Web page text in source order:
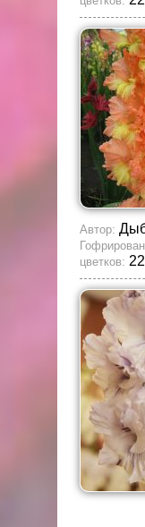
Автор:
цветков: